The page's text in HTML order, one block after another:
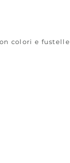
colori e fustelle